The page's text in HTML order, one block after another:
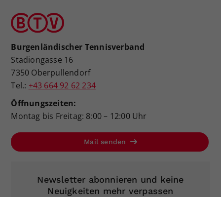
Burgenländischer Tennisverband
Stadiongasse 16
7350 Oberpullendorf
Tel.: +43 664 92 62 234
Öffnungszeiten:
Montag bis Freitag: 8:00 – 12:00 Uhr
Mail senden
Newsletter abonnieren und keine
Neuigkeiten mehr verpassen